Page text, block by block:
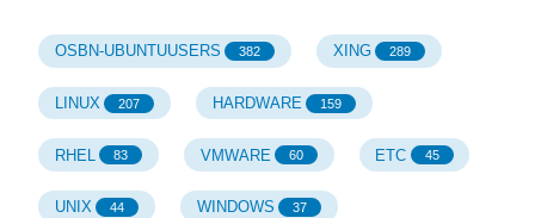
OSBN-UBUNTUUSERS 382 XING 289
LINUX 207 HARDWARE 159
RHEL 83 VMWARE 60 ETC 45
UNIX 44 WINDOWS 37